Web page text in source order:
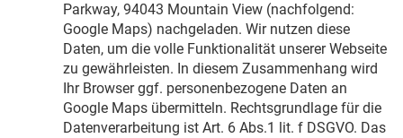
Parkway, 94043 Mountain View (nachfolgend:
Google Maps) nachgeladen. Wir nutzen diese
Daten, um die volle Funktionalität unserer Webseite
zu gewährleisten. In diesem Zusammenhang wird
Ihr Browser ggf. personenbezogene Daten an
Google Maps übermitteln. Rechtsgrundlage für die
Datenverarbeitung ist Art. 6 Abs.1 lit. f DSGVO. Das